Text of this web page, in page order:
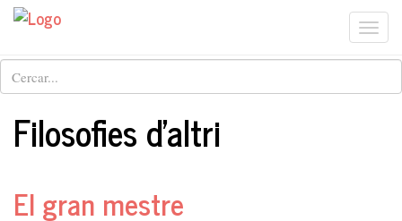
Filosofies d'altri
El gran mestre